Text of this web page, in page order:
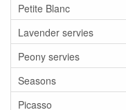
Petite Blanc
Lavender servies
Peony servies
Seasons
Picasso